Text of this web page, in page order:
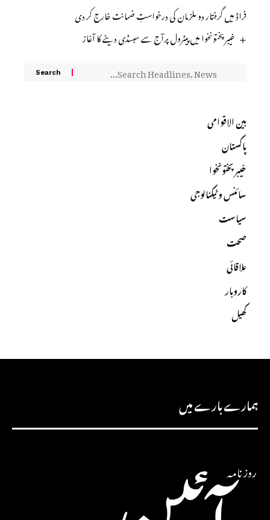
فراڈ میں گرفتار دو ملزمان کی درخواستِ ضمانت خارج کر دی
خیبر پختونخوا میں پیٹرول پرآج سے سبسڈی دینے کا آغاز
بین الاقوامی
پاکستان
خیبرپختونخوا
سائنس و ٹیکنالوجی
سیاست
صحت
علاقائی
کاروبار
کھیل
ہمارے بارے میں